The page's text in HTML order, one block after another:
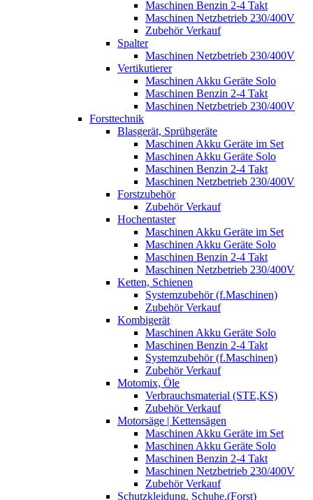
Maschinen Benzin 2-4 Takt
Maschinen Netzbetrieb 230/400V
Zubehör Verkauf
Spalter
Maschinen Netzbetrieb 230/400V
Vertikutierer
Maschinen Akku Geräte Solo
Maschinen Benzin 2-4 Takt
Maschinen Netzbetrieb 230/400V
Forsttechnik
Blasgerät, Sprühgeräte
Maschinen Akku Geräte im Set
Maschinen Akku Geräte Solo
Maschinen Benzin 2-4 Takt
Maschinen Netzbetrieb 230/400V
Forstzubehör
Zubehör Verkauf
Hochentaster
Maschinen Akku Geräte im Set
Maschinen Akku Geräte Solo
Maschinen Benzin 2-4 Takt
Maschinen Netzbetrieb 230/400V
Ketten, Schienen
Systemzubehör (f.Maschinen)
Zubehör Verkauf
Kombigerät
Maschinen Akku Geräte Solo
Maschinen Benzin 2-4 Takt
Systemzubehör (f.Maschinen)
Zubehör Verkauf
Motomix, Öle
Verbrauchsmaterial (STE,KS)
Zubehör Verkauf
Motorsäge | Kettensägen
Maschinen Akku Geräte im Set
Maschinen Akku Geräte Solo
Maschinen Benzin 2-4 Takt
Maschinen Netzbetrieb 230/400V
Zubehör Verkauf
Schutzkleidung, Schuhe,(Forst)